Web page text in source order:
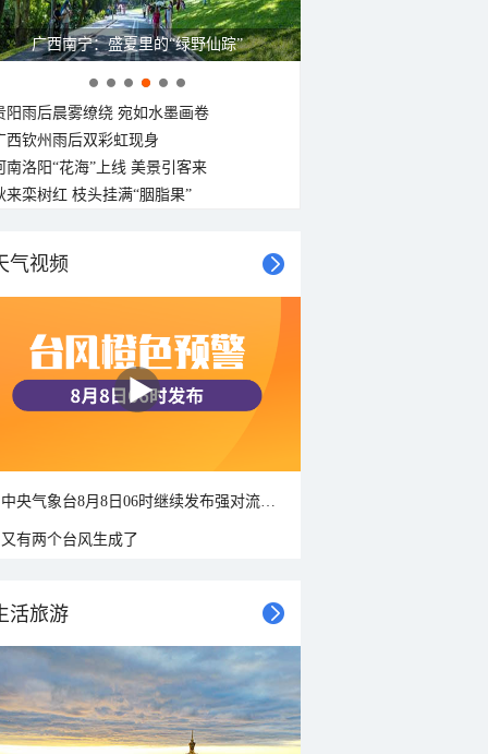
广西南宁：盛夏里的“绿野仙踪”
阳雨后晨雾缭绕 宛如水墨画卷
西钦州雨后双彩虹现身
南洛阳“花海”上线 美景引客来
来栾树红 枝头挂满“胭脂果”
气视频
又有两个台风生成了
活旅游